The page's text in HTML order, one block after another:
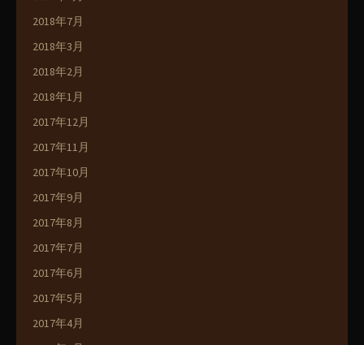
2018年7月
2018年3月
2018年2月
2018年1月
2017年12月
2017年11月
2017年10月
2017年9月
2017年8月
2017年7月
2017年6月
2017年5月
2017年4月